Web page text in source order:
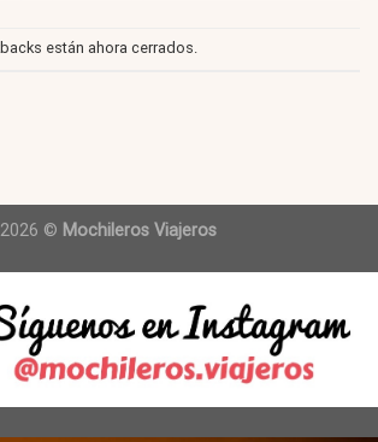
están ahora cerrados.
2026 © Mochileros Viajeros